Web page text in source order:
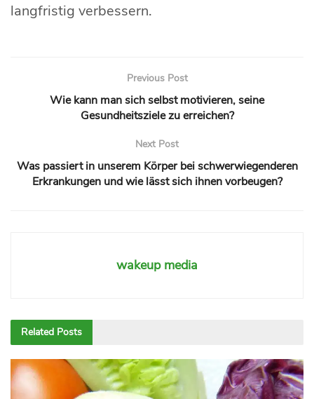
langfristig verbessern.
Previous Post
Wie kann man sich selbst motivieren, seine
Gesundheitsziele zu erreichen?
Next Post
Was passiert in unserem Körper bei schwerwiegenderen
Erkrankungen und wie lässt sich ihnen vorbeugen?
wakeup media
Related Posts